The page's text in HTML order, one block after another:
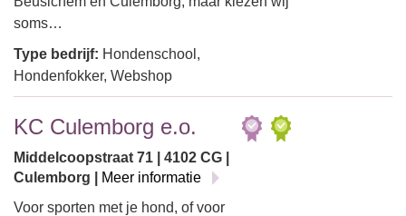
soms…
Type bedrijf: Hondenschool,
Hondenfokker, Webshop
KC Culemborg e.o.
Middelcoopstraat 71 | 4102 CG |
Culemborg |
Meer informatie
Voor sporten met je hond, of voor